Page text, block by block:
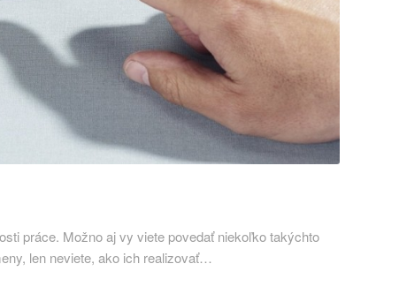
práce. Možno aj vy viete povedať niekoľko takýchto
len neviete, ako ich realizovať…